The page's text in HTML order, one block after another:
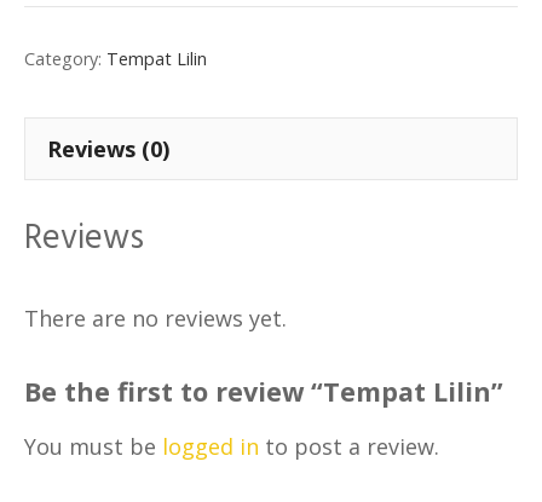
Category: Tempat Lilin
Reviews (0)
Reviews
There are no reviews yet.
Be the first to review “Tempat Lilin”
You must be logged in to post a review.